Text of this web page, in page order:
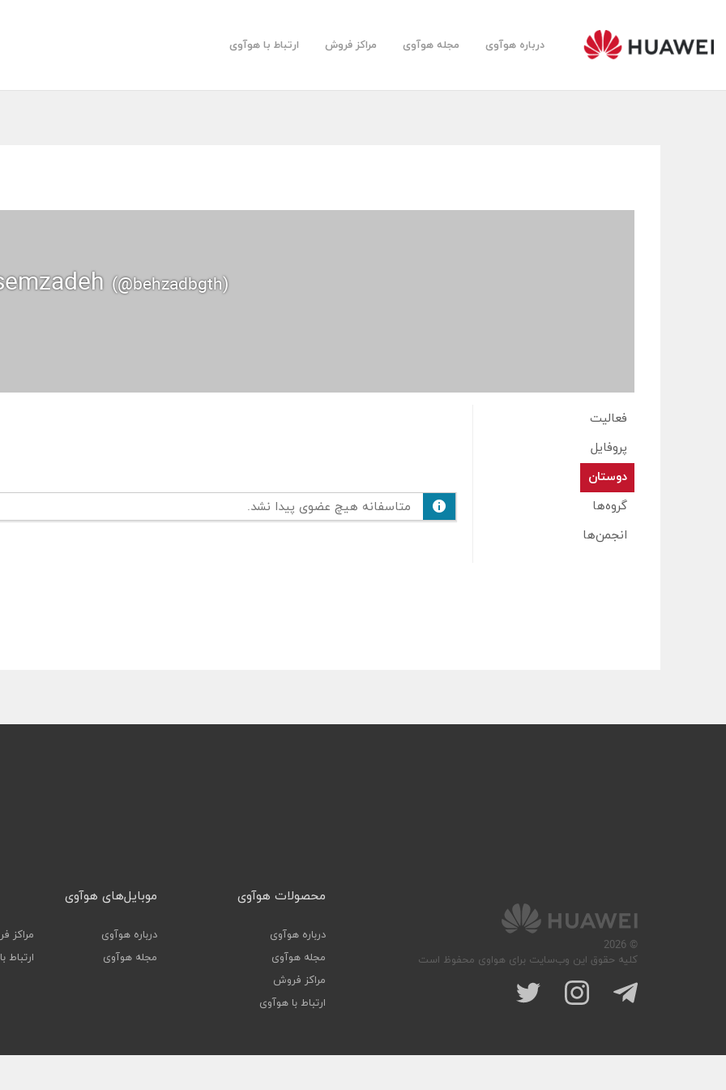
درباره هوآوی مجله هوآوی مراکز فروش ارتباط با هوآوی
(@behzadbgth)
فعالیت
پروفایل
دوستان
گروه‌ها
انجمن‌ها
متاسفانه هیچ عضوی پیدا نشد.
© 2026
کلیه حقوق این وب‌سایت برای هواوی محفوظ است
محصولات هوآوی
درباره هوآوی
مجله هوآوی
مراکز فروش
ارتباط با هوآوی
موبایل‌های هوآوی
درباره هوآوی
مجله هوآوی
مراکز
ارتباط